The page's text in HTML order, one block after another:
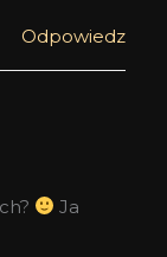
Odpowiedz
Ja